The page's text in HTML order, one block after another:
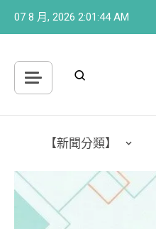
07 8 月, 2026 2:01:44 AM
【新聞分類】